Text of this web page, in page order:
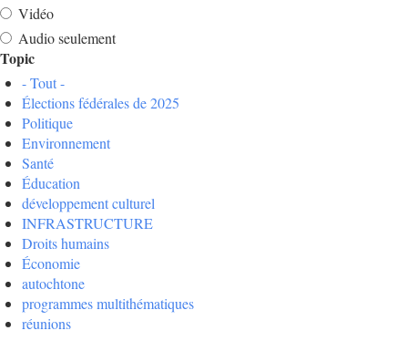
Vidéo
Audio seulement
Topic
- Tout -
Élections fédérales de 2025
Politique
Environnement
Santé
Éducation
développement culturel
INFRASTRUCTURE
Droits humains
Économie
autochtone
programmes multithématiques
réunions